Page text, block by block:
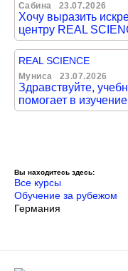
Сабина 23.07.2026
Хочу выразить
центру REAL
REAL SCIENCE
Муниса 23.07.2026
Здравствуйте,
помогает в
Вы находитесь здесь:
Все курсы
Обучение за рубежом
Германия